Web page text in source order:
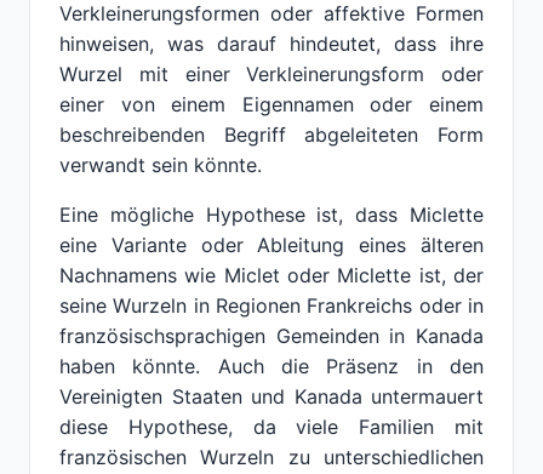
Verkleinerungsformen oder affektive Formen
hinweisen, was darauf hindeutet, dass ihre
Wurzel mit einer Verkleinerungsform oder
einer von einem Eigennamen oder einem
beschreibenden Begriff abgeleiteten Form
verwandt sein könnte.
Eine mögliche Hypothese ist, dass Miclette
eine Variante oder Ableitung eines älteren
Nachnamens wie Miclet oder Miclette ist, der
seine Wurzeln in Regionen Frankreichs oder in
französischsprachigen Gemeinden in Kanada
haben könnte. Auch die Präsenz in den
Vereinigten Staaten und Kanada untermauert
diese Hypothese, da viele Familien mit
französischen Wurzeln zu unterschiedlichen